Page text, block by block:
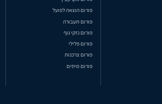
פורום הוצאה לפועל
פורום תעבורה
פורום נזקי גוף
פורום פלילי
פורום צרכנות
פורום מיסים